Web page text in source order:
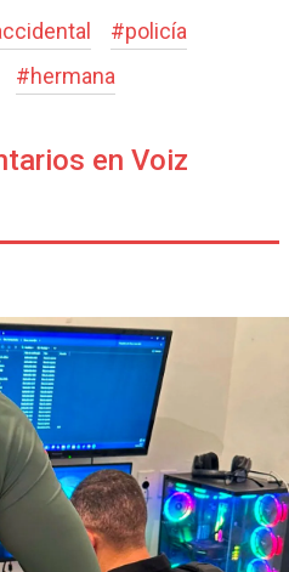
#policía
#hermana
en Voiz